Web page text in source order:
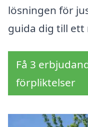
lösningen för
guida dig till ett
Få 3
förpliktelser